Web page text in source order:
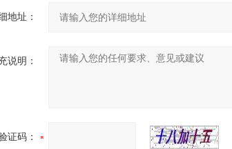
地址：
说明：
证码：